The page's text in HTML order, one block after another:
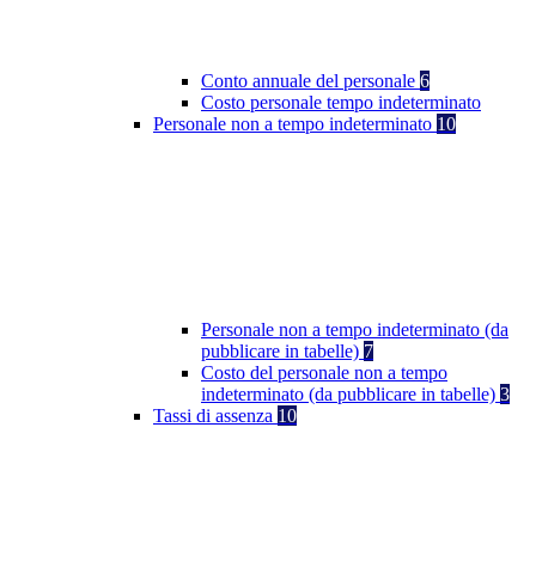
Conto annuale del personale 6
Costo personale tempo indeterminato
Personale non a tempo indeterminato 10
Personale non a tempo indeterminato (da
pubblicare in tabelle) 7
Costo del personale non a tempo
indeterminato (da pubblicare in tabelle) 3
Tassi di assenza 10